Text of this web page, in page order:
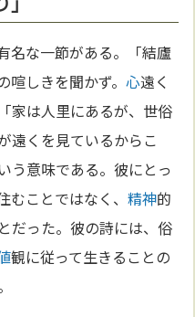
名な一節がある。「結廬
喧しきを聞かず。心遠く
家は人里にあるが、世俗
遠くを見ているからこ
う意味である。彼にとっ
むことではなく、精神的
だった。彼の詩には、俗
観に従って生きることの